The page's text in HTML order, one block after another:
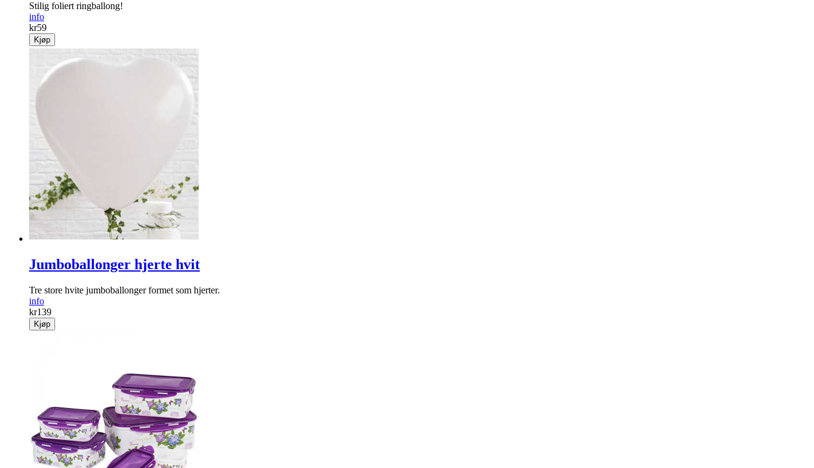
Stilig foliert ringballong!
info
kr59
Kjøp
Jumboballonger hjerte hvit
Tre store hvite jumboballonger formet som hjerter.
info
kr139
Kjøp